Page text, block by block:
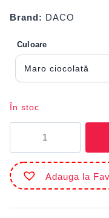
Brand: DACO
Culoare
În stoc
vopsea
Maro
ciocolată
DACO
Adauga la